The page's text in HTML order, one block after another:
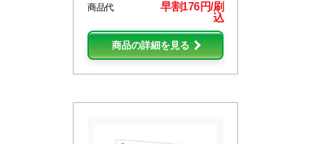
商品代
早割176円/刷
込
商品の詳細を見る